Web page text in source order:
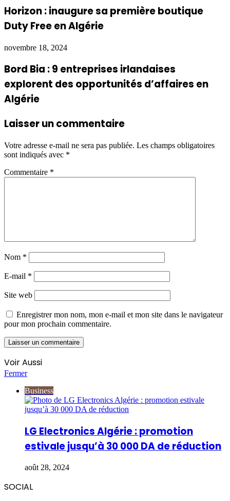
Horizon : inaugure sa première boutique
Duty Free en Algérie
novembre 18, 2024
Bord Bia : 9 entreprises irlandaises
explorent des opportunités d’affaires en
Algérie
Laisser un commentaire
Votre adresse e-mail ne sera pas publiée. Les champs obligatoires
sont indiqués avec *
Commentaire *
Nom *
E-mail *
Site web
Enregistrer mon nom, mon e-mail et mon site dans le navigateur
pour mon prochain commentaire.
Voir Aussi
Fermer
Business
LG Electronics Algérie : promotion
estivale jusqu’à 30 000 DA de réduction
août 28, 2024
SOCIAL